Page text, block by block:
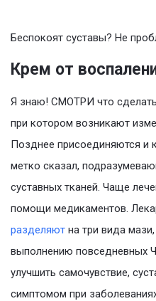
Беспокоят суставы? Не
Крем от
Я знаю! СМОТРИ что сделать
при котором возникают
Позднее присоединяются и
метко сказал,
суставных тканей. Чаще
помощи медикаментов.
разделяют на три вида
выполнению повседневных
улучшить самочувствие,
симптомом при